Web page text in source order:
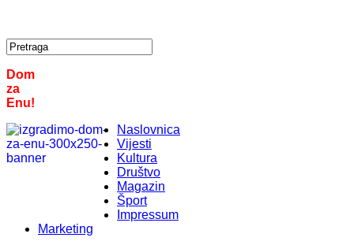
Dom
za
Enu!
Naslovnica
Vijesti
Kultura
Društvo
Magazin
Šport
Impressum
Marketing